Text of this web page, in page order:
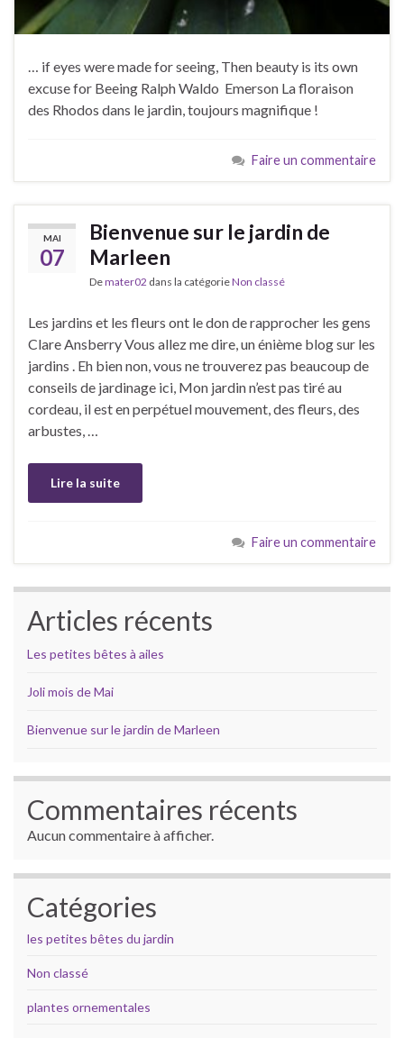
… if eyes were made for seeing, Then beauty is its own
excuse for Beeing Ralph Waldo Emerson La floraison
des Rhodos dans le jardin, toujours magnifique !
Faire un commentaire
MAI
07
Bienvenue sur le jardin de
Marleen
Demater02 dans la catégorieNon classé
Les jardins et les fleurs ont le don de rapprocher les gens
Clare Ansberry Vous allez me dire, un énième blog sur les
jardins . Eh bien non, vous ne trouverez pas beaucoup de
conseils de jardinage ici, Mon jardin n’est pas tiré au
cordeau, il est en perpétuel mouvement, des fleurs, des
arbustes, …
Lire la suite
Faire un commentaire
Articles récents
Les petites bêtes à ailes
Joli mois de Mai
Bienvenue sur le jardin de Marleen
Commentaires récents
Aucun commentaire à afficher.
Catégories
les petites bêtes du jardin
Non classé
plantes ornementales